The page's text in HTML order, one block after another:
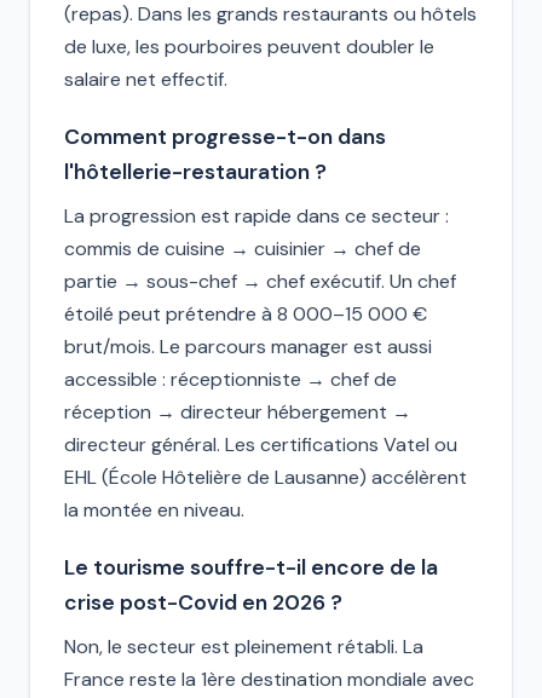
(repas). Dans les grands restaurants ou hôtels
de luxe, les pourboires peuvent doubler le
salaire net effectif.
Comment progresse-t-on dans
l'hôtellerie-restauration ?
La progression est rapide dans ce secteur :
commis de cuisine → cuisinier → chef de
partie → sous-chef → chef exécutif. Un chef
étoilé peut prétendre à 8 000–15 000 €
brut/mois. Le parcours manager est aussi
accessible : réceptionniste → chef de
réception → directeur hébergement →
directeur général. Les certifications Vatel ou
EHL (École Hôtelière de Lausanne) accélèrent
la montée en niveau.
Le tourisme souffre-t-il encore de la
crise post-Covid en 2026 ?
Non, le secteur est pleinement rétabli. La
France reste la 1ère destination mondiale avec